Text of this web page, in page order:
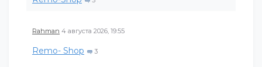
Rahman 4 августа 2026, 19:55
Remo- Shop 3